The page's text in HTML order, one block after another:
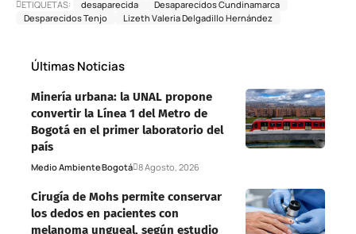
ETIQUETAS: desaparecida
Desaparecidos Cundinamarca
Desparecidos Tenjo
Lizeth Valeria Delgadillo Hernández
Últimas Noticias
Minería urbana: la UNAL propone
convertir la Línea 1 del Metro de
Bogotá en el primer laboratorio del
país
Medio AmbienteBogotá 8 Agosto, 2026
Cirugía de Mohs permite conservar
los dedos en pacientes con
melanoma ungueal, según estudio